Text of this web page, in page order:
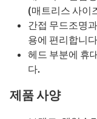
(매트리스 사이
간접 무드조명
용에 편리합니
헤드 부분에 휴
다.
제품 사양